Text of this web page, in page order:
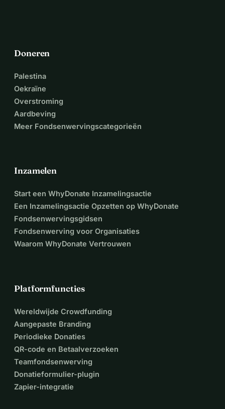
Doneren
Palestina
Oekraïne
Overstroming
Aardbeving
Meer Fondsenwervingscategorieën
Inzamelen
Start een WhyDonate Inzamelingsactie
Een Inzamelingsactie Opzetten op WhyDonate
Fondsenwervingsgidsen
Fondsenwerving voor Organisaties
Waarom WhyDonate Vertrouwen
Platformfuncties
Wereldwijde Crowdfunding
Aangepaste Branding
Periodieke Donaties
QR-code en Betaalverzoeken
Teamfondsenwerving
Donatieformulier-plugin
Zapier-integratie